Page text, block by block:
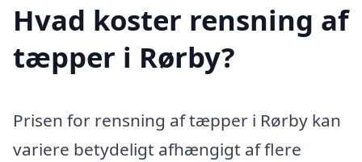
Hvad koster rensning af
tæpper i Rørby?
Prisen for rensning af tæpper i Rørby kan
variere betydeligt afhængigt af flere